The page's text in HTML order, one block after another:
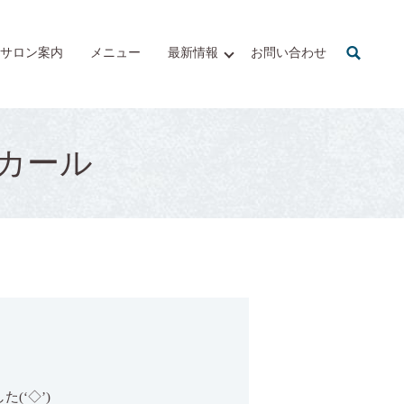
サロン案内 メニュー 最新情報 お問い合わせ
ール
(‘◇’)ゞ